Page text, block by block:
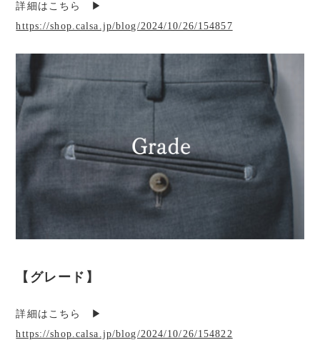
詳細はこちら ▶︎
https://shop.calsa.jp/blog/2024/10/26/154857
【グレード】
詳細はこちら ▶︎
https://shop.calsa.jp/blog/2024/10/26/154822